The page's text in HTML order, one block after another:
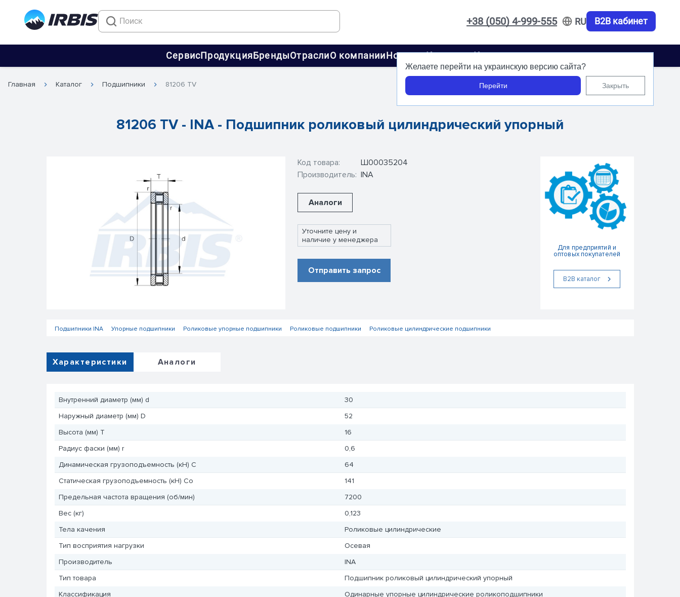
+38 (050) 4-999-555 RU B2B кабинет
СервисПродукцияБрендыОтраслиО компанииНовостиКонтактыКарьера
Желаете перейти на украинскую версию сайта?
Перейти Закрыть
Главная Каталог Подшипники 81206 TV
81206 TV - INA - Подшипник роликовый цилиндрический упорный
Код товара:
Производитель:
Ш00035204
INA
Аналоги
Уточните цену и
наличие у менеджера
Отправить запрос
Для предприятий и
оптовых покупателей
В2В каталог
Подшипники INA Упорные подшипники Роликовые упорные подшипники Роликовые подшипники Роликовые цилиндрические подшипники
Характеристики Аналоги
Внутренний диаметр (мм) d
30
Наружный диаметр (мм) D
52
Высота (мм) T
16
Радиус фаски (мм) r
0,6
Динамическая грузоподъемность (кН) C
64
Статическая грузоподъемность (кН) Co
141
Предельная частота вращения (об/мин)
7200
Вес (кг)
0,123
Тела качения
Роликовые цилиндрические
Тип восприятия нагрузки
Осевая
Производитель
INA
Тип товара
Подшипник роликовый цилиндрический упорный
Классификация
Одинарные упорные цилиндрические роликоподшипники